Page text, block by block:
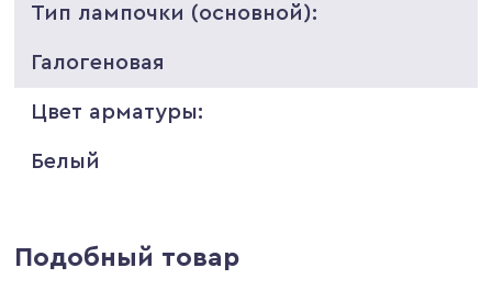
Тип лампочки (основной):
Галогеновая
Цвет арматуры:
Белый
Подобный товар